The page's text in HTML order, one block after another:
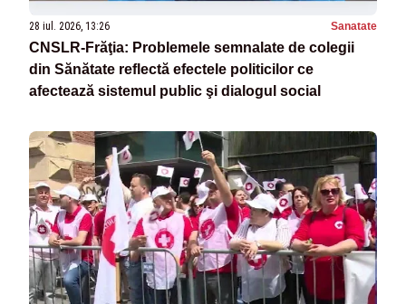
28 iul. 2026, 13:26 Sanatate
CNSLR-Frăţia: Problemele semnalate de colegii
din Sănătate reflectă efectele politicilor ce
afectează sistemul public şi dialogul social